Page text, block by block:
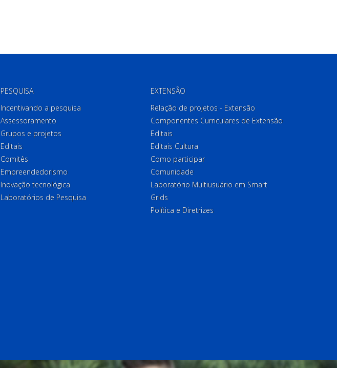
PESQUISA
Incentivando a pesquisa
Assessoramento
Grupos e projetos
Editais
Comitês
Empreendedorismo
Inovação tecnológica
Laboratórios de Pesquisa
EXTENSÃO
Relação de projetos - Extensão
Componentes Curriculares de Extensão
Editais
Editais Cultura
Como participar
Comunidade
Laboratório Multiusuário em Smart
Grids
Política e Diretrizes